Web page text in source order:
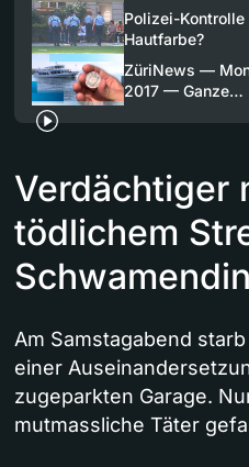
Polizei-
Hautfarbe?
ZüriNews —
2017 — Ganze…
Verdächtiger
tödlichem
Am Samstagabend
einer
zugeparkten Garage.
mutmassliche Täter